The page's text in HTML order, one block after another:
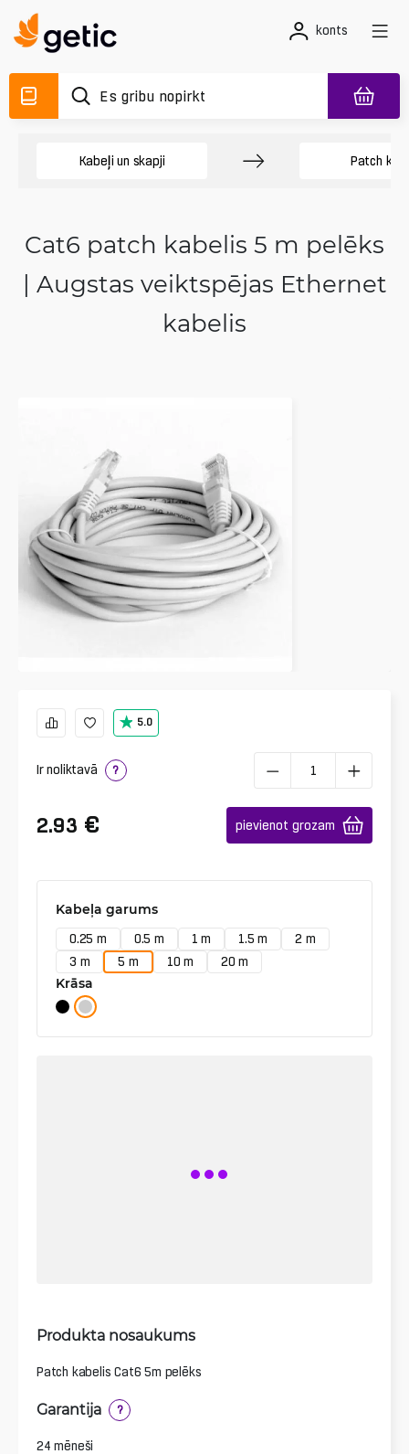
konts
Kabeļi un skapji Patch
Cat6 patch kabelis 5 m pelēks
| Augstas veiktspējas Ethernet
kabelis
5.0
Ir noliktavā ?
2.93 € pievienot grozam
Kabeļa garums
0.25 m 0.5 m 1 m 1.5 m
2 m
3 m
5 m 10 m 20 m
Krāsa
Produkta nosaukums
Patch kabelis Cat6 5m pelēks
Garantija ?
24 mēneši